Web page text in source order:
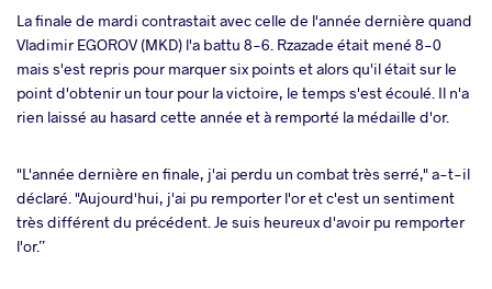
La finale de mardi contrastait avec celle de l'année dernière quand
Vladimir EGOROV (MKD) l'a battu 8-6. Rzazade était mené 8-0
mais s'est repris pour marquer six points et alors qu'il était sur le
point d'obtenir un tour pour la victoire, le temps s'est écoulé. Il n'a
rien laissé au hasard cette année et à remporté la médaille d'or.
"L'année dernière en finale, j'ai perdu un combat très serré," a-t-il
déclaré. "Aujourd'hui, j'ai pu remporter l'or et c'est un sentiment
très différent du précédent. Je suis heureux d'avoir pu remporter
l'or.”